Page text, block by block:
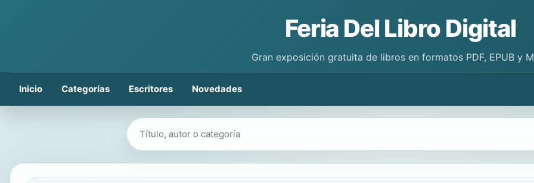
Feria Del Libro Digital
Gran exposición gratuita de libros en formatos PDF, EPUB y
Inicio Categorías Escritores Novedades
Buscar libros